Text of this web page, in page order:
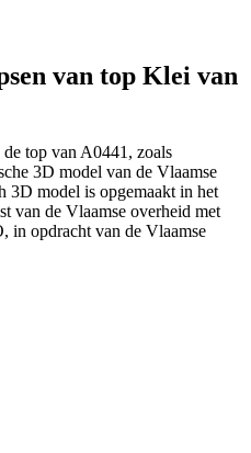
van top Klei van
top van A0441, zoals
3D model van de Vlaamse
3D model is opgemaakt in het
van de Vlaamse overheid met
opdracht van de Vlaamse